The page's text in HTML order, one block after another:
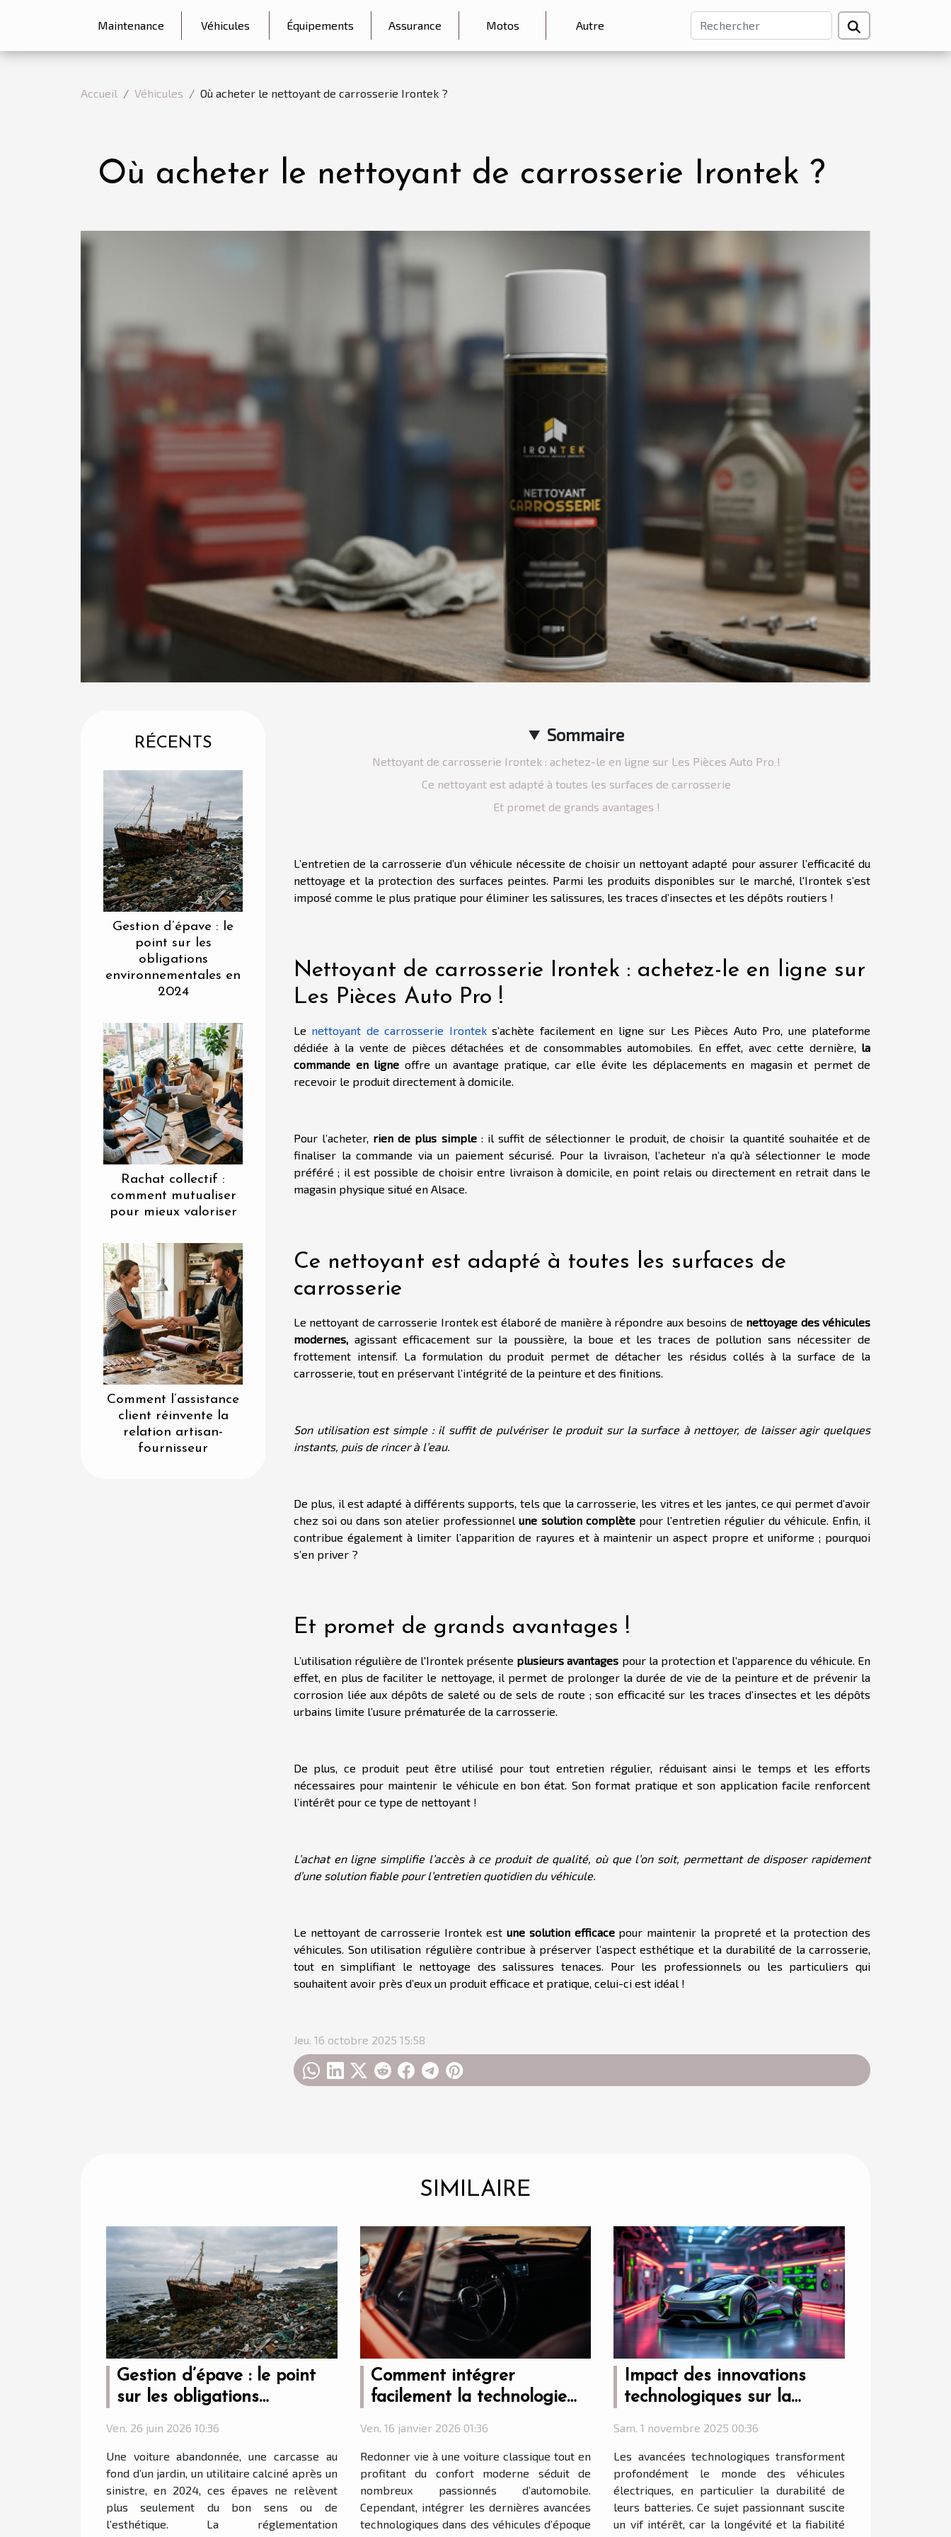
Maintenance Véhicules Équipements Assurance Motos Autre
Accueil Véhicules Où acheter le nettoyant de carrosserie Irontek ?
Où acheter le nettoyant de carrosserie Irontek ?
RÉCENTS
Gestion d’épave : le
point sur les
obligations
environnementales en
2024
Rachat collectif :
comment mutualiser
pour mieux valoriser
Comment l’assistance
client réinvente la
relation artisan-
fournisseur
Sommaire
Nettoyant de carrosserie Irontek : achetez-le en ligne sur Les Pièces Auto Pro !
Ce nettoyant est adapté à toutes les surfaces de carrosserie
Et promet de grands avantages !
L’entretien de la carrosserie d’un véhicule nécessite de choisir un nettoyant adapté pour assurer l’efficacité du
nettoyage et la protection des surfaces peintes. Parmi les produits disponibles sur le marché, l'Irontek s’est
imposé comme le plus pratique pour éliminer les salissures, les traces d’insectes et les dépôts routiers !
Nettoyant de carrosserie Irontek : achetez-le en ligne sur
Les Pièces Auto Pro !
Le nettoyant de carrosserie Ironteks’achète facilement en ligne sur Les Pièces Auto Pro, une plateforme
dédiée à la vente de pièces détachées et de consommables automobiles. En effet, avec cette dernière,
la
commande en ligne offre un avantage pratique, car elle évite les déplacements en magasin et permet de
recevoir le produit directement à domicile.
Pour l’acheter, rien de plus simple: il suffit de sélectionner le produit, de choisir la quantité souhaitée et de
finaliser la commande via un paiement sécurisé. Pour la livraison, l’acheteur n’a qu’à sélectionner le mode
préféré ; il est possible de choisir entre livraison à domicile, en point relais ou directement en retrait dans le
magasin physique situé en Alsace.
Ce nettoyant est adapté à toutes les surfaces de
carrosserie
Le nettoyant de carrosserie Irontek est élaboré de manière à répondre aux besoins de nettoyage des véhicules
modernes, agissant efficacement sur la poussière, la boue et les traces de pollution sans nécessiter de
frottement intensif. La formulation du produit permet de détacher les résidus collés à la surface de la
carrosserie, tout en préservant l’intégrité de la peinture et des finitions.
Son utilisation est simple : il suffit de pulvériser le produit sur la surface à nettoyer, de laisser agir quelques
instants, puis de rincer à l’eau.
De plus, il est adapté à différents supports, tels que la carrosserie, les vitres et les jantes, ce qui permet d’avoir
chez soi ou dans son atelier professionnel une solution complète pour l’entretien régulier du véhicule. Enfin, il
contribue également à limiter l’apparition de rayures et à maintenir un aspect propre et uniforme ; pourquoi
s’en priver ?
Et promet de grands avantages !
L’utilisation régulière de l'Irontek présente plusieurs avantages pour la protection et l’apparence du véhicule. En
effet, en plus de faciliter le nettoyage, il permet de prolonger la durée de vie de la peinture et de prévenir la
corrosion liée aux dépôts de saleté ou de sels de route ; son efficacité sur les traces d’insectes et les dépôts
urbains limite l’usure prématurée de la carrosserie.
De plus, ce produit peut être utilisé pour tout entretien régulier, réduisant ainsi le temps et les efforts
nécessaires pour maintenir le véhicule en bon état. Son format pratique et son application facile renforcent
l’intérêt pour ce type de nettoyant !
L’achat en ligne simplifie l’accès à ce produit de qualité, où que l’on soit, permettant de disposer rapidement
d’une solution fiable pour l’entretien quotidien du véhicule.
Le nettoyant de carrosserie Irontek est une solution efficacepour maintenir la propreté et la protection des
véhicules. Son utilisation régulière contribue à préserver l’aspect esthétique et la durabilité de la carrosserie,
tout en simplifiant le nettoyage des salissures tenaces. Pour les professionnels ou les particuliers qui
souhaitent avoir près d’eux un produit efficace et pratique, celui-ci est idéal !
Jeu. 16 octobre 2025 15:58
SIMILAIRE
Gestion d’épave : le point
sur les obligations
Ven. 26 juin 2026 10:36
Une voiture abandonnée, une carcasse au
fond d’un jardin, un utilitaire calciné après un
sinistre, en 2024, ces épaves ne relèvent
plus seulement du bon sens ou de
l’esthétique. La réglementation
Comment intégrer
facilement la technologie
classiques ?
Ven. 16 janvier 2026 01:36
Redonner vie à une voiture classique tout en
profitant du confort moderne séduit de
nombreux passionnés d’automobile.
Cependant, intégrer les dernières avancées
technologiques dans des véhicules d’époque
Impact des innovations
technologiques sur la
Sam. 1 novembre 2025 00:36
Les avancées technologiques transforment
profondément le monde des véhicules
électriques, en particulier la durabilité de
leurs batteries. Ce sujet passionnant suscite
un vif intérêt, car la longévité et la fiabilité